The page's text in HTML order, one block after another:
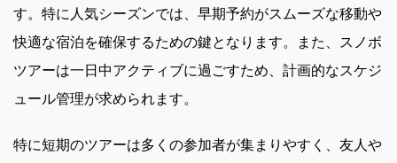
す。特に人気シーズンでは、早期予約がスムーズな移動や
快適な宿泊を確保するための鍵となります。また、スノボ
ツアーは一日中アクティブに過ごすため、計画的なスケジ
ュール管理が求められます。
特に短期のツアーは多くの参加者が集まりやすく、友人や